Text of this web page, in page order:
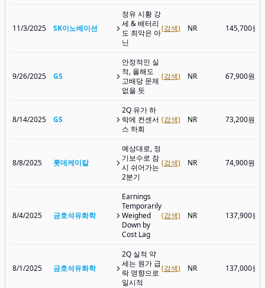
11/3/2025 SK이노베이션
정유 시황 강
세 & 배터리
도 최악은 아
닌
(검색) NR 145,700원
9/26/2025 GS
안정적인 실
적, 올해도
고배당 문제
없을 듯
(검색) NR 67,900원
8/14/2025 GS
2Q 유가 하
락에 컨센서
스 하회
(검색) NR 73,200원
8/8/2025 롯데케미칼
예상대로, 정
기보수로 잠
시 쉬어가는
2분기
(검색) NR 74,900원
8/4/2025 금호석유화학
Earnings
Temporarily
Weighed
Down by
Cost Lag
(검색) NR 137,900원
8/1/2025 금호석유화학
2Q 실적 약
세는 원가 급
락 영향으로
일시적
(검색) NR 137,000원